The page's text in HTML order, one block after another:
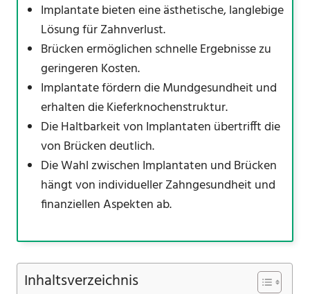
Implantate bieten eine ästhetische, langlebige
Lösung für Zahnverlust.
Brücken ermöglichen schnelle Ergebnisse zu
geringeren Kosten.
Implantate fördern die Mundgesundheit und
erhalten die Kieferknochenstruktur.
Die Haltbarkeit von Implantaten übertrifft die
von Brücken deutlich.
Die Wahl zwischen Implantaten und Brücken
hängt von individueller Zahngesundheit und
finanziellen Aspekten ab.
Inhaltsverzeichnis